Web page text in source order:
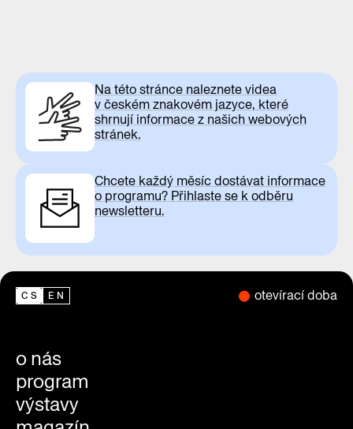
Na této stránce naleznete videa
v českém znakovém jazyce, které
shrnují informace z našich webových
stránek.
Chcete každý měsíc dostávat informace
o programu? Přihlaste se k odběru
newsletteru.
CS EN otevírací doba
o nás
program
výstavy